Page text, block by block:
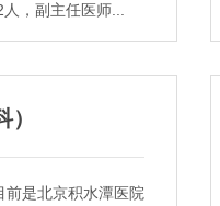
，副主任医师...
是北京积水潭医院